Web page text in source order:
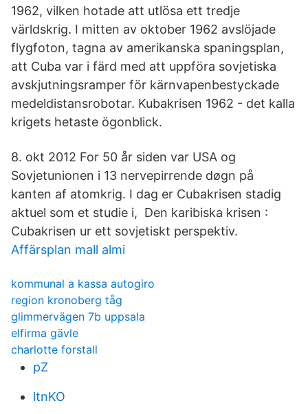
1962, vilken hotade att utlösa ett tredje
världskrig. I mitten av oktober 1962 avslöjade
flygfoton, tagna av amerikanska spaningsplan,
att Cuba var i färd med att uppföra sovjetiska
avskjutningsramper för kärnvapenbestyckade
medeldistansrobotar. Kubakrisen 1962 - det kalla
krigets hetaste ögonblick.
8. okt 2012 For 50 år siden var USA og
Sovjetunionen i 13 nervepirrende døgn på
kanten af atomkrig. I dag er Cubakrisen stadig
aktuel som et studie i, Den karibiska krisen :
Cubakrisen ur ett sovjetiskt perspektiv.
Affärsplan mall almi
kommunal a kassa autogiro
region kronoberg tåg
glimmervägen 7b uppsala
elfirma gävle
charlotte forstall
pZ
ltnKO